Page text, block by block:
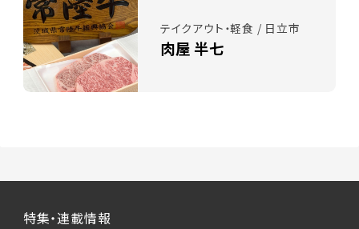
テイクアウト・軽食 / 日立市
肉屋 半七
特集・連載情報